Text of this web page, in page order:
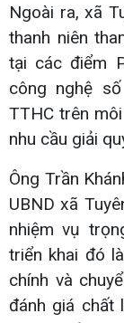
Ngoài ra, xã
thanh niên
tại các điểm
công nghệ
TTHC trên
nhu cầu giải
Ông Trần
UBND xã
nhiệm vụ
triển khai đó
chính và
đánh giá chất